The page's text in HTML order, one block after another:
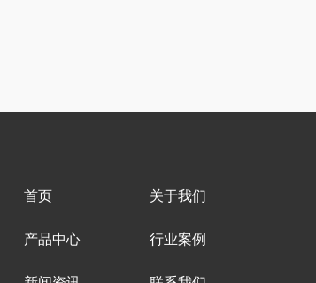
首页 关于我们
产品中心 行业案例